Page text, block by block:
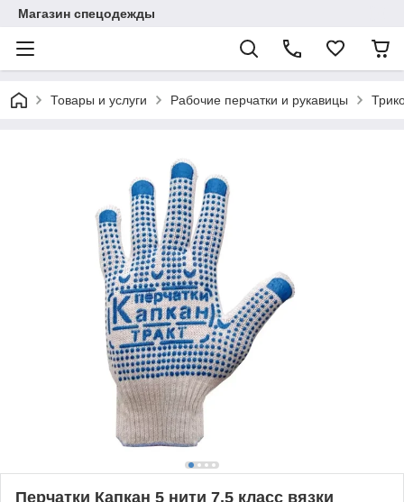
Магазин спецодежды
Товары и услуги Рабочие перчатки и рукавицы
Перчатки Капкан 5 нити 7,5 класс вязки